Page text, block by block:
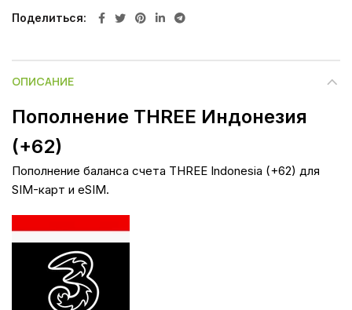
Поделиться
ОПИСАНИЕ
Пополнение THREE Индонезия
(+62)
Пополнение баланса счета THREE Indonesia (+62) для
SIM-карт и eSIM.